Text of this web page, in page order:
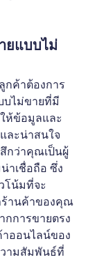
ยแบบไม่
กค้าต้องการ
บไม่ขายที่มี
ห้ข้อมูลและ
ละน่าสนใจ
กว่าคุณเป็นผู้
าเชื่อถือ ซึ่ง
โน้มที่จะ
ร้านค้าของคุณ
กการขายตรง
ออนไลน์ของ
ามสัมพันธ์ที่